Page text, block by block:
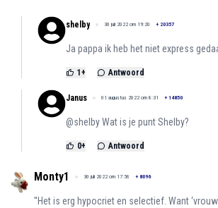
shelby 30 juli 2022 om 19:20 + 20357
Ja pappa ik heb het niet express
1 + Antwoord
Janus 01 augustus 2022 om 8:31 + 14850
@shelby Wat is je punt Shelby?
0+ Antwoord
Monty1 30 juli 2022 om 17:56 + 8096
''Het is erg hypocriet en selectief. Want